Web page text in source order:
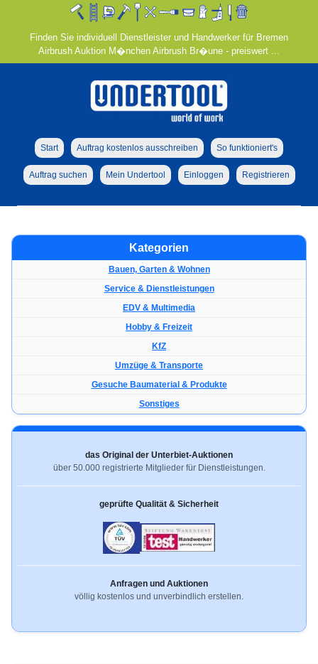
Finden Sie individuell Dienstleister und Handwerker für Bremen
Airbrush Auktion M�nchen Airbrush Br�une - preiswert ...
Start Auftrag kostenlos ausschreiben So funktioniert's
Auftrag suchen Mein Undertool Einloggen Registrieren
Kategorien
Bauen, Garten & Wohnen
Service & Dienstleistungen
EDV & Multimedia
Hobby & Freizeit
KfZ
Umzüge & Transporte
Gesuche Baumaterial & Produkte
Sonstiges
das Original der Unterbiet-Auktionen
über 50.000 registrierte Mitglieder für Dienstleistungen.
geprüfte Qualität & Sicherheit
Anfragen und Auktionen
völlig kostenlos und unverbindlich erstellen.